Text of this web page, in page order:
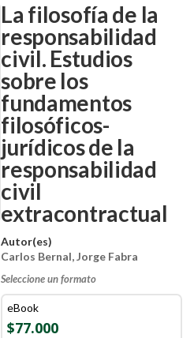
La filosofía de la
responsabilidad
civil. Estudios
sobre los
fundamentos
filosóficos-
jurídicos de la
responsabilidad
civil
extracontractual
Autor(es)
Carlos Bernal, Jorge Fabra
Seleccione un formato
eBook
$77.000